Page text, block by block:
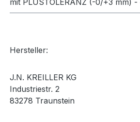
mit PLUSTOLERANZ (-0/+3 mm)
Hersteller:
J.N. KREILLER KG
Industriestr. 2
83278 Traunstein